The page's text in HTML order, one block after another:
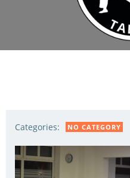
Categories: NO CATEGORY